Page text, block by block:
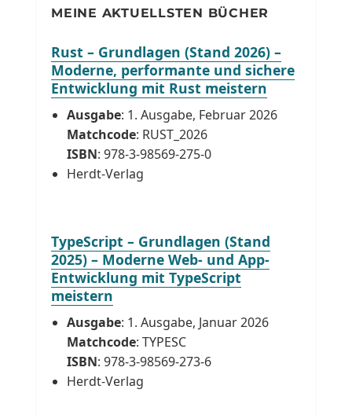
MEINE AKTUELLSTEN BÜCHER
Rust – Grundlagen (Stand 2026) –
Moderne, performante und sichere
Entwicklung mit Rust meistern
Ausgabe: 1. Ausgabe, Februar 2026
Matchcode: RUST_2026
ISBN: 978-3-98569-275-0
Herdt-Verlag
TypeScript – Grundlagen (Stand
2025) – Moderne Web- und App-
Entwicklung mit TypeScript
meistern
Ausgabe: 1. Ausgabe, Januar 2026
Matchcode: TYPESC
ISBN: 978-3-98569-273-6
Herdt-Verlag